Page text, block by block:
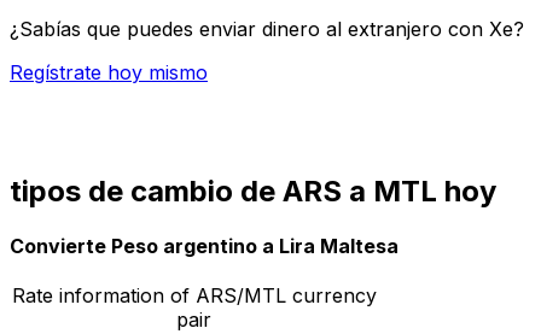
¿Sabías que puedes enviar dinero al extranjero con Xe?
Regístrate hoy mismo
tipos de cambio de ARS a MTL hoy
Convierte Peso argentino a Lira Maltesa
Rate information of ARS/MTL currency
pair